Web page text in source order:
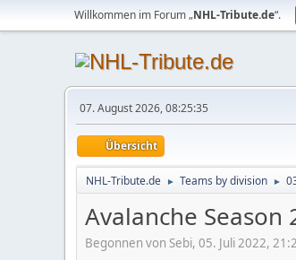
Willkommen im Forum „NHL-Tribute.de“.
07. August 2026, 08:25:35
Übersicht
NHL-Tribute.de ► Teams by division ►
Avalanche Season
Begonnen von Sebi, 05. Juli 2022,